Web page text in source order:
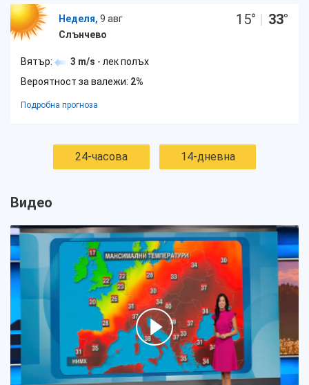
Неделя, 9 авг
Слънчево
15° | 33°
Вятър: 3 m/s - лек полъх
Вероятност за валежи: 2%
Подробна прогноза
24-часова 14-дневна
Видео